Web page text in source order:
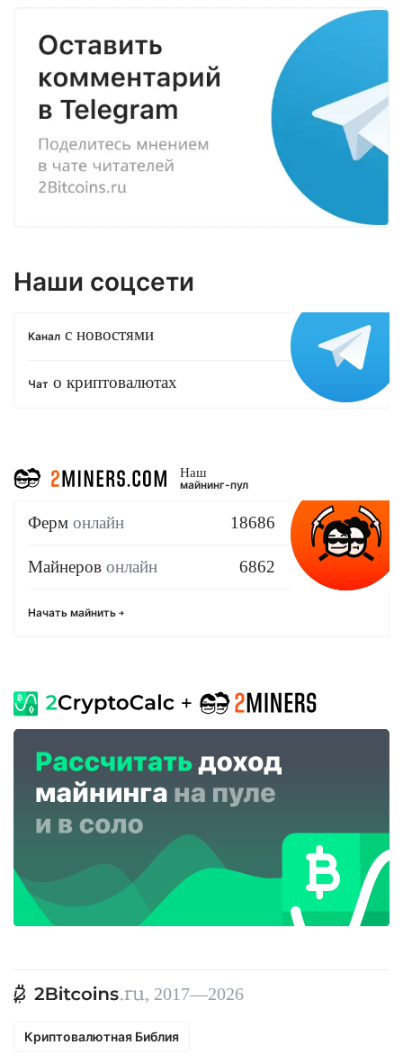
Наши соцсети
Канал с новостями
Чат о криптовалютах
Наш
майнинг-пул
Ферм онлайн 18686
Майнеров онлайн 6862
Начать майнить
, 2017—2026
Криптовалютная Библия